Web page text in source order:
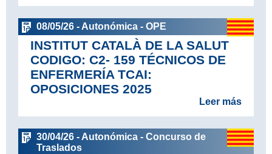
08/05/26 - Autonómica - OPE
INSTITUT CATALÀ DE LA SALUT
CODIGO: C2- 159 TÉCNICOS DE
ENFERMERÍA TCAI:
OPOSICIONES 2025
Leer más
30/04/26 - Autonómica - Concurso de
Traslados